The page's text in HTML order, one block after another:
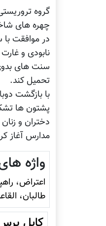
گروه
چهره های
در موافقت
نابودی و
سنت های
تحمیل کند.
با بازگشت
پشتون ها
دختران و
مدارس آغاز
واژه
اعتراض،
طالبان،